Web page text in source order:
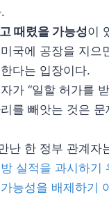
때렸을 가능성이
국에 공장을 지으
다는 입장이다.
가 “일할 허가를
를 빼앗는 것은 문
난 한 정부 관계자
실적을 과시하기
능성을 배제하기